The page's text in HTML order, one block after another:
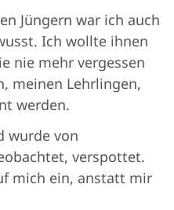
Jüngern war ich auch
Ich wollte ihnen
nie mehr vergessen
meinen Lehrlingen,
werden.
wurde von
verspottet.
mich ein, anstatt mir